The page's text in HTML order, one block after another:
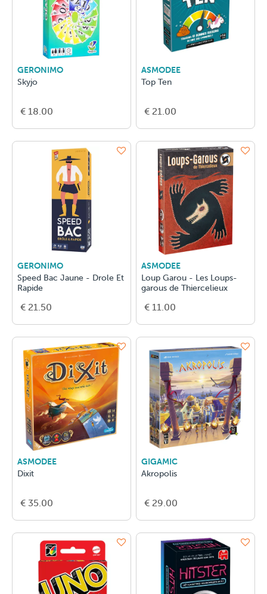
GERONIMO
Skyjo
€ 18.00
ASMODEE
Top Ten
€ 21.00
GERONIMO
Speed Bac Jaune - Drole Et
Rapide
€ 21.50
ASMODEE
Loup Garou - Les Loups-
garous de Thiercelieux
€ 11.00
ASMODEE
Dixit
€ 35.00
GIGAMIC
Akropolis
€ 29.00